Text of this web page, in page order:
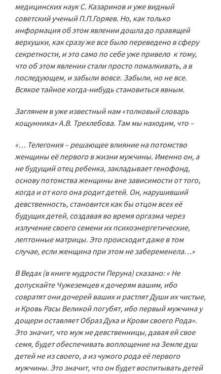
медицинских наук С. Казаринов и уже видный
советский ученый П.П.Горяев. Но, как только
информация об этом явлении дошла до правящей
верхушки, как сразу же все было переведено в сферу
секретности, и это само по себе уже привело к тому,
что об этом явлении стали просто помалкивать, а в
последующем, и забыли вовсе. Забыли, но не все.
Всякое тайное когда-нибудь становиться явным.
Заглянем в уже известный нам «толковый словарь
кощунника» А.В. Трехлебова. Там мы находим, что –
«… Телегония – решающее влияние на потомство
женщины её первого в жизни мужчины. Именно он, а
не будущий отец ребенка, закладывает генофонд,
основу потомства женщины вне зависимости от того,
когда и от кого она родит детей. Он, нарушивший
девственность, становится как бы отцом всех её
будущих детей, создавая во время оргазма через
излучение своего семени их психоэнергетические,
лептонные матрицы. Это происходит даже в том
случае, если женщина при этом не забеременела…»
В Ведах (в книге мудрости Перуна) сказано: « Не
допускайте Чужеземцев к дочерям вашим, ибо
совратят они дочерей ваших и растлят Души их чистые,
и Кровь Расы Великой погубят, ибо первый мужчина у
дощери оставляет Образ Духа и Крови своего Рода».
Это значит, что муж не девственницы, давая ей свое
семя, будет обеспечивать воплощение на Земле душ
детей не из своего, а из чужого рода её первого
мужчины. Это значит, что он будет воспитывать детей